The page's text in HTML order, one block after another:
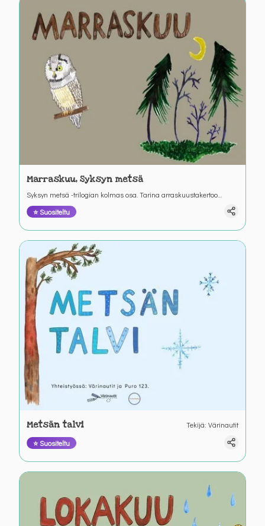
Marraskuu, Syksyn metsä
Syksyn metsä -trilogian kolmas osa. Tarina arraskuustakertoo
syksyisestä metsäretkestä ja retkeen valmistautumisesta. Värinautit.
⭐ Suositeltu
Metsän talvi Tekijä: Värinautit
⭐ Suositeltu